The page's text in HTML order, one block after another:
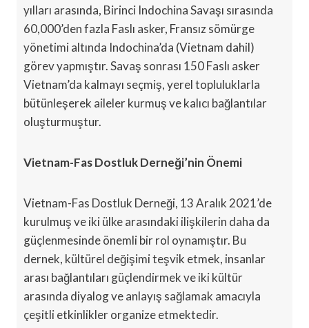
yılları arasında, Birinci Indochina Savaşı sırasında
60,000’den fazla Faslı asker, Fransız sömürge
yönetimi altında Indochina’da (Vietnam dahil)
görev yapmıştır. Savaş sonrası 150 Faslı asker
Vietnam’da kalmayı seçmiş, yerel topluluklarla
bütünleşerek aileler kurmuş ve kalıcı bağlantılar
oluşturmuştur.
Vietnam-Fas Dostluk Derneği’nin Önemi
Vietnam-Fas Dostluk Derneği, 13 Aralık 2021’de
kurulmuş ve iki ülke arasındaki ilişkilerin daha da
güçlenmesinde önemli bir rol oynamıştır. Bu
dernek, kültürel değişimi teşvik etmek, insanlar
arası bağlantıları güçlendirmek ve iki kültür
arasında diyalog ve anlayış sağlamak amacıyla
çeşitli etkinlikler organize etmektedir.